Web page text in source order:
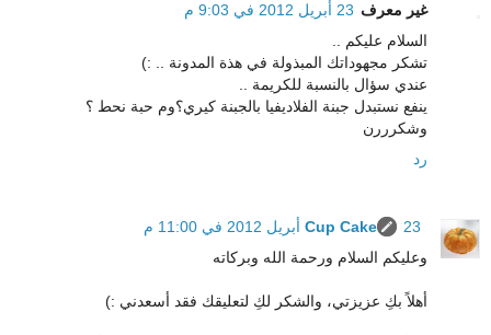
غير معرف 23 أبريل 2012 في 9:03 م
السلام عليكم ..
تشكر مجهوداتك المبذولة في هذة المدونة .. :)
عندي سؤال بالنسبة للكريمة ..
ينفع نستبدل جبنة الفلاديفيا بالجبنة كيري؟وم حبة نحط ؟
وشكرررن
رد
Cup Cake
23 أبريل 2012 في 11:00 م
وعليكم السلام ورحمة الله وبركاته
أهلاً بكِ عزيزتي، والشكر لكِ لتعليقك فقد أسعدني :)